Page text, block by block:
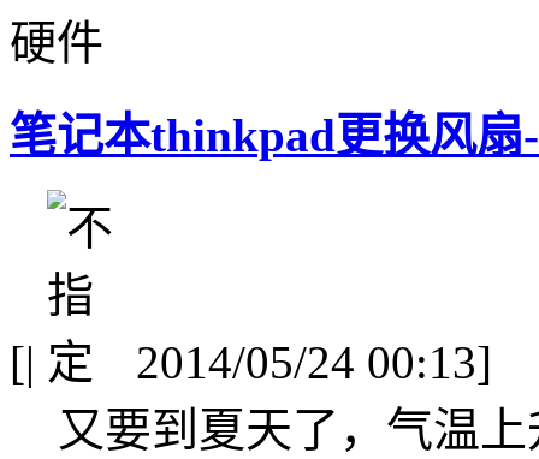
硬件
笔记本thinkpad更换风扇
[|
2014/05/24 00:13]
又要到夏天了，气温上